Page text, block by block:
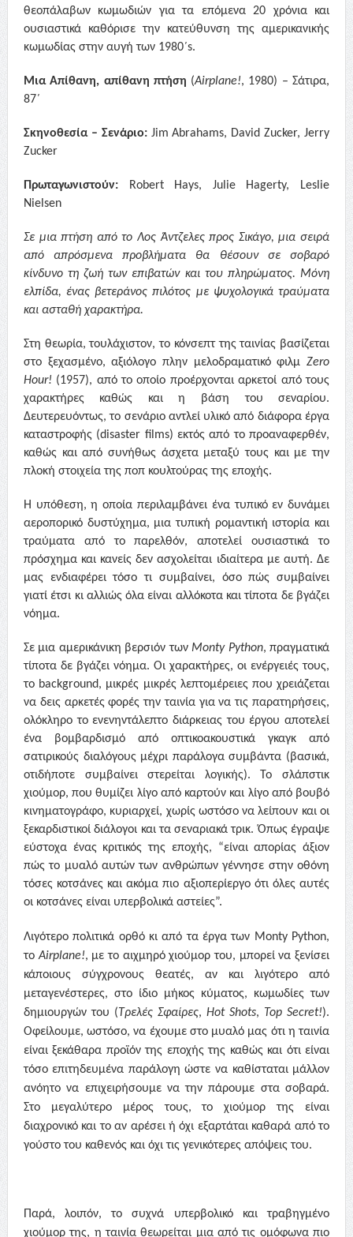
θεοπάλαβων κωμωδιών για τα επόμενα 20 χρόνια και
ουσιαστικά καθόρισε την κατεύθυνση της αμερικανικής
κωμωδίας στην αυγή των 1980΄s.
Μια Απίθανη, απίθανη πτήση (Airplane!, 1980) –Σάτιρα,
87΄
Σκηνοθεσία – Σενάριο: Jim Abrahams, David Zucker, Jerry
Zucker
Πρωταγωνιστούν:
Robert Hays, Julie Hagerty, Leslie
Nielsen
Σε μια πτήση από το Λος Άντζελες προς Σικάγο, μια σειρά
από απρόσμενα προβλήματα θα θέσουν σε σοβαρό
κίνδυνο τη ζωή των επιβατών και του πληρώματος. Μόνη
ελπίδα, ένας βετεράνος πιλότος με ψυχολογικά τραύματα
και ασταθή χαρακτήρα.
Στη θεωρία, τουλάχιστον, το κόνσεπτ της ταινίας βασίζεται
στο ξεχασμένο, αξιόλογο πλην μελοδραματικό φιλμZero
Hour! (1957), από το οποίο προέρχονται αρκετοί από τους
χαρακτήρες καθώς και η βάση του σεναρίου.
Δευτερευόντως, το σενάριο αντλεί υλικό από διάφορα έργα
καταστροφής (disaster films)εκτός από το προαναφερθέν,
καθώς και από συνήθως άσχετα μεταξύ τους και με την
πλοκή στοιχεία της ποπ κουλτούρας της εποχής.
Η υπόθεση, η οποία περιλαμβάνει ένα τυπικό εν δυνάμει
αεροπορικό δυστύχημα, μια τυπική ρομαντική ιστορία και
τραύματα από το παρελθόν, αποτελεί ουσιαστικά το
πρόσχημα και κανείς δεν ασχολείται ιδιαίτερα με αυτή. Δε
μας ενδιαφέρει τόσο τι συμβαίνει, όσο πώς συμβαίνει
γιατί έτσι κι αλλιώς όλα είναι αλλόκοτα και τίποτα δε βγάζει
νόημα.
Σε μια αμερικάνικη βερσιόν των Monty Python,πραγματικά
τίποτα δε βγάζει νόημα. Οι χαρακτήρες, οι ενέργειές τους,
το background, μικρές μικρές λεπτομέρειες που χρειάζεται
να δεις αρκετές φορές την ταινία για να τις παρατηρήσεις,
ολόκληρο το ενενηντάλεπτο διάρκειας του έργου αποτελεί
ένα βομβαρδισμό από οπτικοακουστικά γκαγκ από
σατιρικούς διαλόγους μέχρι παράλογα συμβάντα (βασικά,
οτιδήποτε συμβαίνει στερείται λογικής). Το σλάπστικ
χιούμορ, που θυμίζει λίγο από καρτούν και λίγο από βουβό
κινηματογράφο, κυριαρχεί, χωρίς ωστόσο να λείπουν και οι
ξεκαρδιστικοί διάλογοι και τα σεναριακά τρικ. Όπως έγραψε
εύστοχα ένας κριτικός της εποχής, “είναι απορίας άξιον
πώς το μυαλό αυτών των ανθρώπων γέννησε στην οθόνη
τόσες κοτσάνες και ακόμα πιο αξιοπερίεργο ότι όλες αυτές
οι κοτσάνες είναι υπερβολικά αστείες”.
Λιγότερο πολιτικά ορθό κι από τα έργα των Monty Python,
τοAirplane!, με το αιχμηρό χιούμορ του, μπορεί να ξενίσει
κάποιους σύγχρονους θεατές, αν και λιγότερο από
μεταγενέστερες, στο ίδιο μήκος κύματος, κωμωδίες των
δημιουργών του (Τρελές Σφαίρες,Hot Shots, Top Secret!).
Οφείλουμε, ωστόσο, να έχουμε στο μυαλό μας ότι η ταινία
είναι ξεκάθαρα προϊόν της εποχής της καθώς και ότι είναι
τόσο επιτηδευμένα παράλογη ώστε να καθίσταται μάλλον
ανόητο να επιχειρήσουμε να την πάρουμε στα σοβαρά.
Στο μεγαλύτερο μέρος τους, το χιούμορ της είναι
διαχρονικό και το αν αρέσει ή όχι εξαρτάται καθαρά από το
γούστο του καθενός και όχι τις γενικότερες απόψεις του.
Παρά, λοιπόν, το συχνά υπερβολικό και τραβηγμένο
χιούμορ της, η ταινία θεωρείται μια από τις ομόφωνα πιο